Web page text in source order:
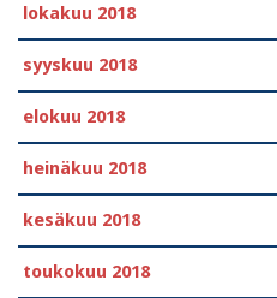
lokakuu 2018
syyskuu 2018
elokuu 2018
heinäkuu 2018
kesäkuu 2018
toukokuu 2018